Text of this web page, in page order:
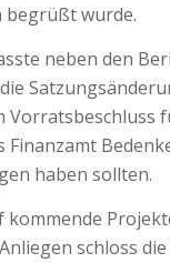
begrüßt wurde.
neben den
Finanzamt
haben sollten.
kommende
schloss